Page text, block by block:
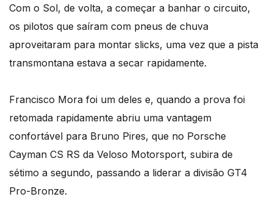
Com o Sol, de volta, a começar a banhar o circuito,
os pilotos que saíram com pneus de chuva
aproveitaram para montar slicks, uma vez que a pista
transmontana estava a secar rapidamente.
Francisco Mora foi um deles e, quando a prova foi
retomada rapidamente abriu uma vantagem
confortável para Bruno Pires, que no Porsche
Cayman CS RS da Veloso Motorsport, subira de
sétimo a segundo, passando a liderar a divisão GT4
Pro-Bronze.